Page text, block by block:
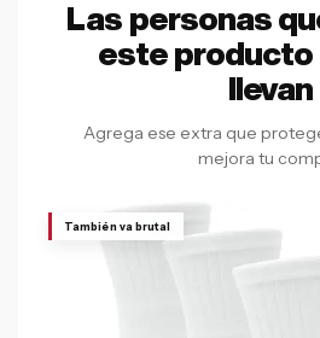
Las personas
este producto
llevan
Agrega ese extra que
mejora tu
También va brutal